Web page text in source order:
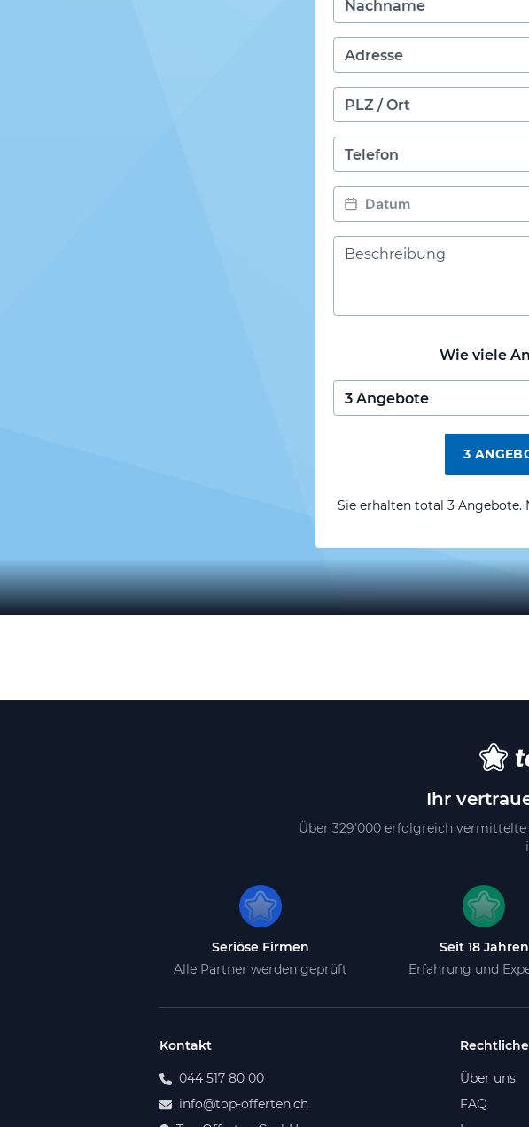
Wie viele
3
Sie erhalten total 3
Ihr
Über 329'000 erfolgreich
Seriöse Firmen
Alle Partner werden geprüft
Seit 18 Jahren
Erfahrung und
Kontakt
044 517 80 00
info@top-offerten.ch
Über uns
FAQ